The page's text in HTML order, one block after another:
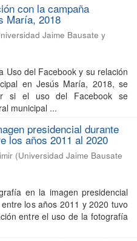
con la campaña
María, 2018
Jaime Bausate y
Uso del Facebook y su relación
en Jesús María, 2018, se
si el uso del Facebook se
municipal ...
presidencial durante
los años 2011 al 2020
(Universidad Jaime Bausate
en la imagen presidencial
los años 2011 y 2020 tuvo
entre el uso de la fotografía